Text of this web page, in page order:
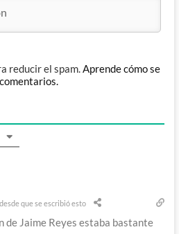
reducir el spam.Aprende cómo se
que se escribió esto
de Jaime Reyes estaba bastante